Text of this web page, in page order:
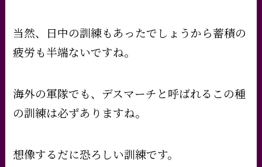
当然、日中の訓練もあったでしょうから蓄積の
疲労も半端ないですね。
海外の軍隊でも、デスマーチと呼ばれるこの種
の訓練は必ずありますね。
想像するだに恐ろしい訓練です。